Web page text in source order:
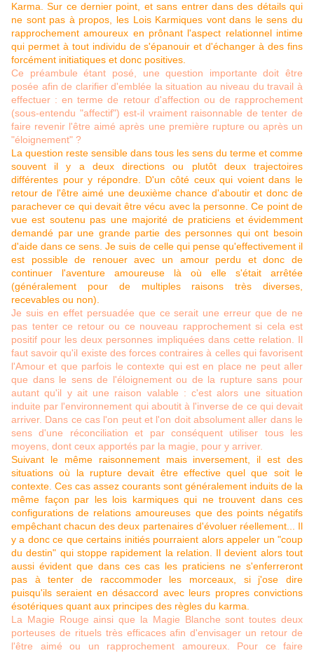
Karma. Sur ce dernier point, et sans entrer dans des détails qui
ne sont pas à propos, les Lois Karmiques vont dans le sens du
rapprochement amoureux en prônant l'aspect relationnel intime
qui permet à tout individu de s'épanouir et d'échanger à des fins
forcément initiatiques et donc positives.
Ce préambule étant posé, une question importante doit être
posée afin de clarifier d'emblée la situation au niveau du travail à
effectuer : en terme de retour d'affection ou de rapprochement
(sous-entendu "affectif") est-il vraiment raisonnable de tenter de
faire revenir l'être aimé après une première rupture ou après un
"éloignement" ?
La question reste sensible dans tous les sens du terme et comme
souvent il y a deux directions ou plutôt deux trajectoires
différentes pour y répondre. D'un côté ceux qui voient dans le
retour de l'être aimé une deuxième chance d'aboutir et donc de
parachever ce qui devait être vécu avec la personne. Ce point de
vue est soutenu pas une majorité de praticiens et évidemment
demandé par une grande partie des personnes qui ont besoin
d'aide dans ce sens. Je suis de celle qui pense qu'effectivement il
est possible de renouer avec un amour perdu et donc de
continuer l'aventure amoureuse là où elle s'était arrêtée
(généralement pour de multiples raisons très diverses,
recevables ou non).
Je suis en effet persuadée que ce serait une erreur que de ne
pas tenter ce retour ou ce nouveau rapprochement si cela est
positif pour les deux personnes impliquées dans cette relation. Il
faut savoir qu'il existe des forces contraires à celles qui favorisent
l'Amour et que parfois le contexte qui est en place ne peut aller
que dans le sens de l'éloignement ou de la rupture sans pour
autant qu'il y ait une raison valable : c'est alors une situation
induite par l'environnement qui aboutit à l'inverse de ce qui devait
arriver. Dans ce cas l'on peut et l'on doit absolument aller dans le
sens d'une réconciliation et par conséquent utiliser tous les
moyens, dont ceux apportés par la magie, pour y arriver.
Suivant le même raisonnement mais inversement, il est des
situations où la rupture devait être effective quel que soit le
contexte. Ces cas assez courants sont généralement induits de la
même façon par les lois karmiques qui ne trouvent dans ces
configurations de relations amoureuses que des points négatifs
empêchant chacun des deux partenaires d'évoluer réellement... Il
y a donc ce que certains initiés pourraient alors appeler un "coup
du destin" qui stoppe rapidement la relation. Il devient alors tout
aussi évident que dans ces cas les praticiens ne s'enferreront
pas à tenter de raccommoder les morceaux, si j'ose dire
puisqu'ils seraient en désaccord avec leurs propres convictions
ésotériques quant aux principes des règles du karma.
La Magie Rouge ainsi que la Magie Blanche sont toutes deux
porteuses de rituels très efficaces afin d'envisager un retour de
l'être aimé ou un rapprochement amoureux. Pour ce faire